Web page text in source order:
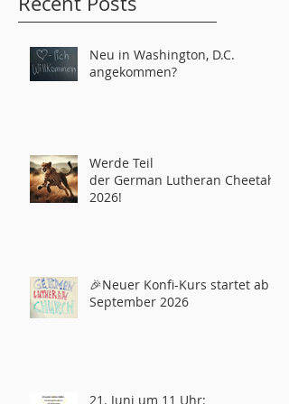
Neu in Washington, D.C.
angekommen?
Werde Teil
der German Lutheran Cheetahs
2026!
🎉Neuer Konfi-Kurs startet ab
September 2026
21. Juni um 11 Uhr: